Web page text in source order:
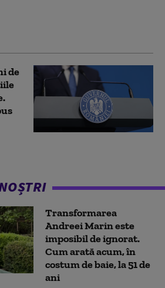
de
Transformarea
Andreei Marin este
imposibil de ignorat.
Cum arată acum, în
costum de baie, la 51 de
ani